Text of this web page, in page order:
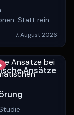
Statt rein
in den
7. August 2026
Ansätze